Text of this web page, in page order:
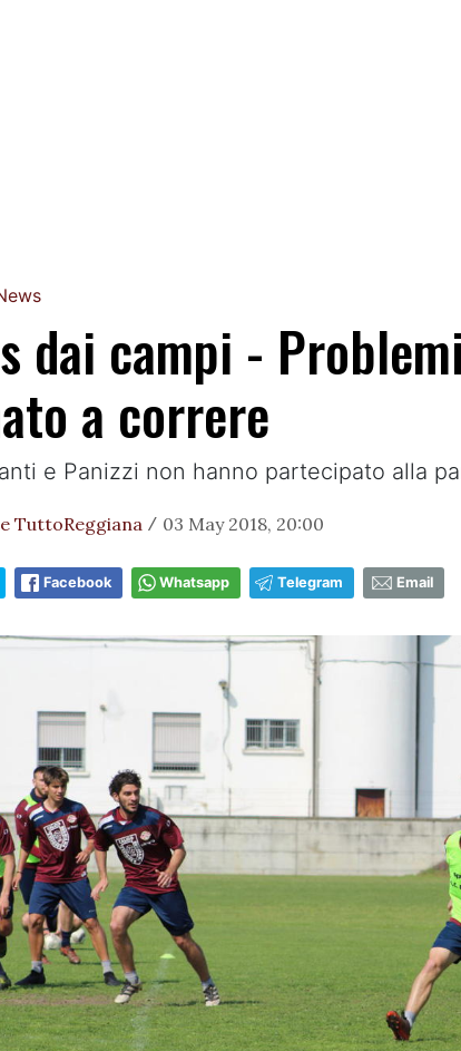
dai campi -
a correre
e Panizzi non hanno partecipato alla
TuttoReggiana / 03 May 2018, 20:00
Facebook Whatsapp Telegram Email